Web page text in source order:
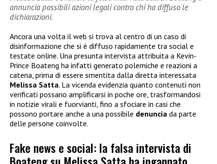
annuncia possibili azioni legali contro chi ha diffuso le
dichiarazioni.
Ancora una volta il web si trova al centro di un caso di
disinformazione che si è diffuso rapidamente tra social e
testate online. Una presunta intervista attribuita a Kevin-
Prince Boateng ha infatti generato polemiche e reazioni a
catena, prima di essere smentita dalla diretta interessata
Melissa Satta. La vicenda evidenzia quanto contenuti non
verificati possano amplificarsi in poche ore, trasformandosi
in notizie virali e fuorvianti, fino a sfociare in casi che
possono portare anche a una possibile denuncia da parte
delle persone coinvolte.
Fake news e social: la falsa intervista di